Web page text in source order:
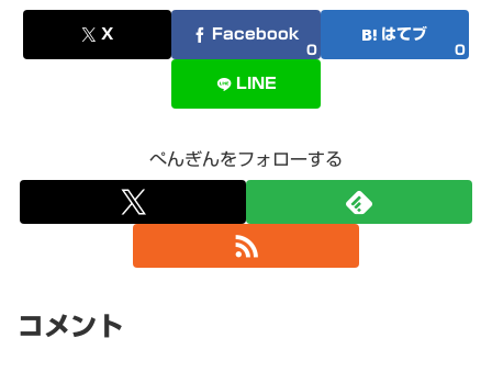
X Facebook
0
はてブ
0
LINE
ぺんぎんをフォローする
コメント